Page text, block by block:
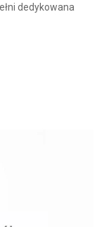
dedykowana